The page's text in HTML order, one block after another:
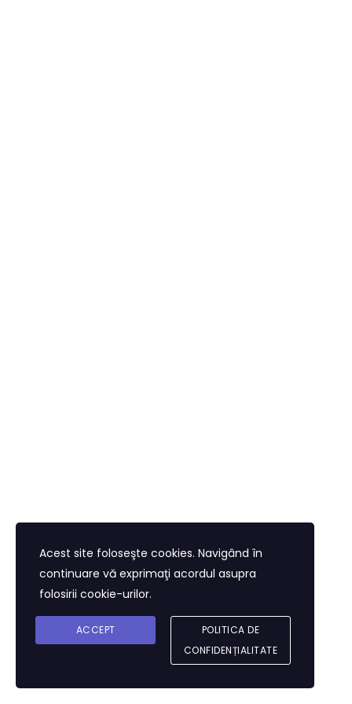
Acest site foloseşte cookies. Navigând în
continuare vă exprimaţi acordul asupra
folosirii cookie-urilor.
ACCEPT
POLITICA DE
CONFIDENȚIALITATE